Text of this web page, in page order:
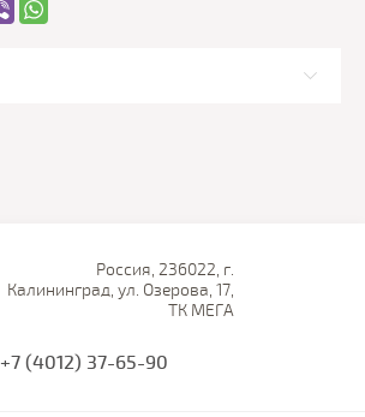
Россия, 236022, г.
Калининград, ул. Озерова, 17,
ТК МЕГА
+7 (4012) 37-65-90